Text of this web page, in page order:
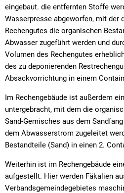
eingebaut. die entfernten Stoffe
Wasserpresse abgeworfen, mit der
Rechengutes die organischen
Abwasser zugeführt werden und
Volumen des Rechengutes
des zu deponierenden
Absackvorrichtung in einem
Im Rechengebäude ist außerdem
untergebracht, mit dem die
Sand-Gemisches aus dem
dem Abwasserstrom zugeleitet
Bestandteile (Sand) in einen 2.
Weiterhin ist im Rechengebäude
aufgestellt. Hier werden Fäkalien
Verbandsgemeindegebietes